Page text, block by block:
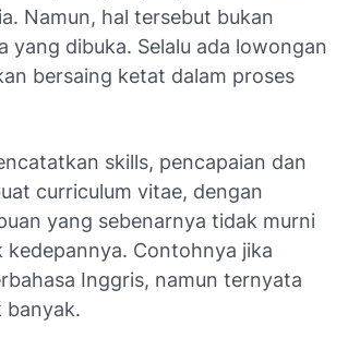
Namun, hal tersebut bukan
dibuka. Selalu ada lowongan
bersaing ketat dalam proses
skills, pencapaian dan
curriculum vitae, dengan
yang sebenarnya tidak murni
kedepannya. Contohnya jika
Inggris, namun ternyata
banyak.